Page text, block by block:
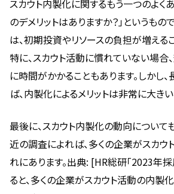
スカウト内製化に関するもう一つのよく
のデメリットはありますか？」というもの
は、初期投資やリソースの負担が増える
特に、スカウト活動に慣れていない場合
に時間がかかることもあります。しかし
ば、内製化によるメリットは非常に大きい
最後に、スカウト内製化の動向について
近の調査によれば、多くの企業がスカウ
れにあります。出典: [HR総研「2023年
ると、多くの企業がスカウト活動の内製